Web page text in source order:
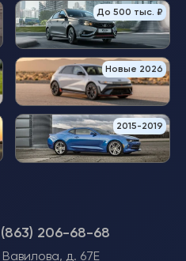
До 500 тыс. ₽
Новые 2026
2015-2019
206-68-68
д. 67Е